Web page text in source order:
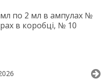
мл по 2 мл в ампулах №
в коробці, № 10